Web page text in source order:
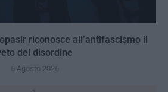
riconosce all’antifascismo il
del disordine
6 Agosto 2026